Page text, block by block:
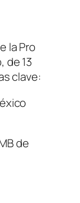
la Pro
de 13
clave:
de